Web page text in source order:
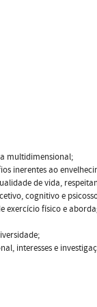
multidimensional;
inerentes ao
de vida,
cognitivo e
exercício físico e
interesses e